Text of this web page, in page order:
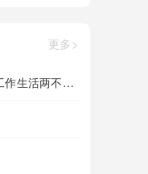
更多>
【贴心服务】上门录单，让您工作生活两不误！?